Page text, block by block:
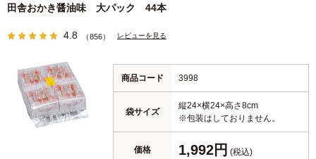
田舎おかき醤油味 大パック 44本
4.8 （856） レビューを見る
商品コード 3998
袋サイズ
縦24×横24×高さ8cm
※包装はしておりません。
価格 1,992円 (税込)